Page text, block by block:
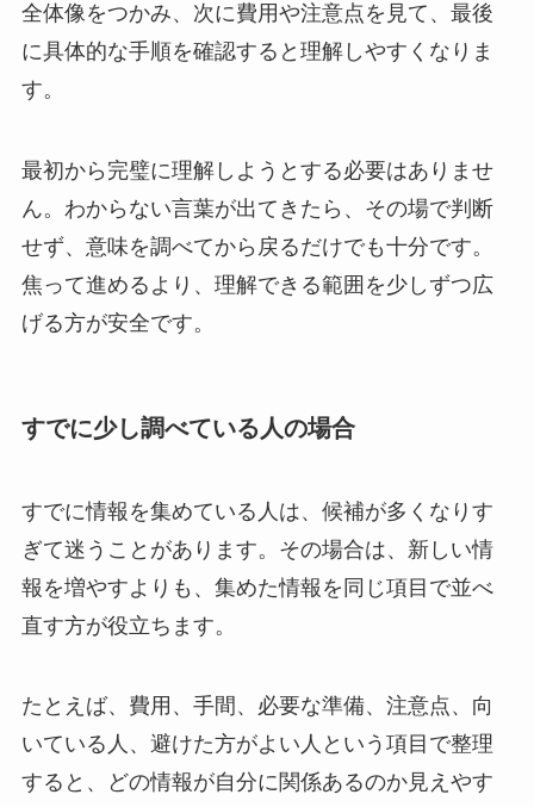
全体像をつかみ、次に費用や注意点を見て、最後
に具体的な手順を確認すると理解しやすくなりま
す。
最初から完璧に理解しようとする必要はありませ
ん。わからない言葉が出てきたら、その場で判断
せず、意味を調べてから戻るだけでも十分です。
焦って進めるより、理解できる範囲を少しずつ広
げる方が安全です。
すでに少し調べている人の場合
すでに情報を集めている人は、候補が多くなりす
ぎて迷うことがあります。その場合は、新しい情
報を増やすよりも、集めた情報を同じ項目で並べ
直す方が役立ちます。
たとえば、費用、手間、必要な準備、注意点、向
いている人、避けた方がよい人という項目で整理
すると、どの情報が自分に関係あるのか見えやす